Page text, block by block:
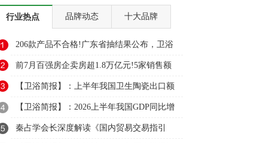
行业热点 品牌动态 十大品牌
206款产品不合格!广东省抽结果公布，卫浴
多品类上榜
前7月百强房企卖房超1.8万亿元!5家销售额
超千亿元
【卫浴简报】：上半年我国卫生陶瓷出口额
大幅下降3成、悍高、大白......
【卫浴简报】：2026上半年我国GDP同比增
长4.7%！安华、埃飞灵...
秦占学会长深度解读《国内贸易交易指引